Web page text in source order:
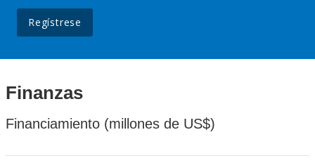
Regístrese
Finanzas
Financiamiento (millones de US$)